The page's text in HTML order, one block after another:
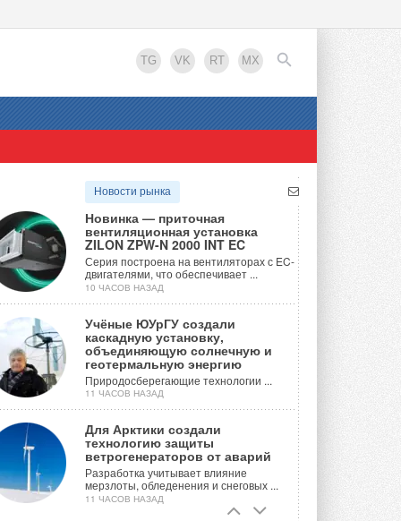
TG VK RT MX
EN
Новости рынка
Новинка — приточная
вентиляционная установка
ZILON ZPW-N 2000 INT EC
Серия построена на вентиляторах с EC-
двигателями, что обеспечивает ...
10 ЧАСОВ НАЗАД
Учёные ЮУрГУ создали
каскадную установку,
объединяющую солнечную и
геотермальную энергию
Природосберегающие технологии ...
11 ЧАСОВ НАЗАД
Для Арктики создали
технологию защиты
ветрогенераторов от аварий
Разработка учитывает влияние
мерзлоты, обледенения и снеговых ...
11 ЧАСОВ НАЗАД